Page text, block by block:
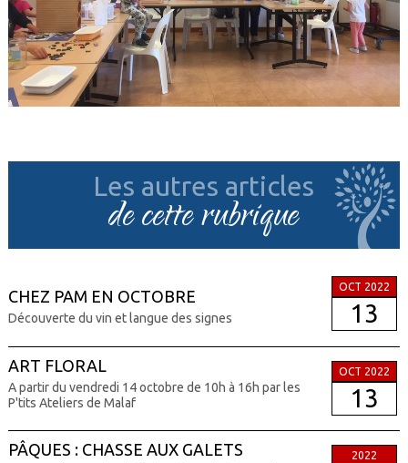
Les autres articles
de cette rubrique
CHEZ PAM EN OCTOBRE
Découverte du vin et langue des signes
OCT 2022
13
ART FLORAL
A partir du vendredi 14 octobre de 10h à 16h par les
P'tits Ateliers de Malaf
OCT 2022
13
PÂQUES : CHASSE AUX GALETS 2022